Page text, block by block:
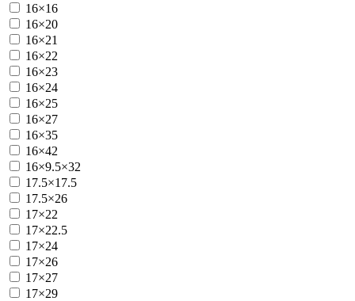
16×16
16×20
16×21
16×22
16×23
16×24
16×25
16×27
16×35
16×42
16×9.5×32
17.5×17.5
17.5×26
17×22
17×22.5
17×24
17×26
17×27
17×29